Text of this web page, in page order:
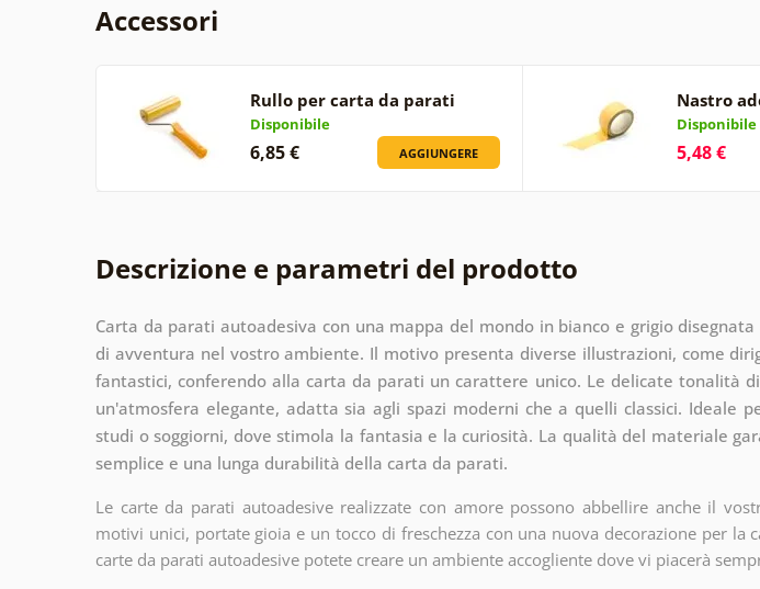
Accessori
Rullo per carta da parati
Disponibile
6,85 € AGGIUNGERE
Nastro
Disponibile
5,48 €
Descrizione e parametri del prodotto
Carta da parati autoadesiva con una mappa del mondo in bianco e grigio
di avventura nel vostro ambiente. Il motivo presenta diverse illustrazioni, come
fantastici, conferendo alla carta da parati un carattere unico. Le delicate tonalità
un'atmosfera elegante, adatta sia agli spazi moderni che a quelli classici. Ideale
studi o soggiorni, dove stimola la fantasia e la curiosità. La qualità del materiale
semplice e una lunga durabilità della carta da parati.
Le carte da parati autoadesive realizzate con amore possono abbellire anche il
motivi unici, portate gioia e un tocco di freschezza con una nuova decorazione per la
carte da parati autoadesive potete creare un ambiente accogliente dove vi piacerà